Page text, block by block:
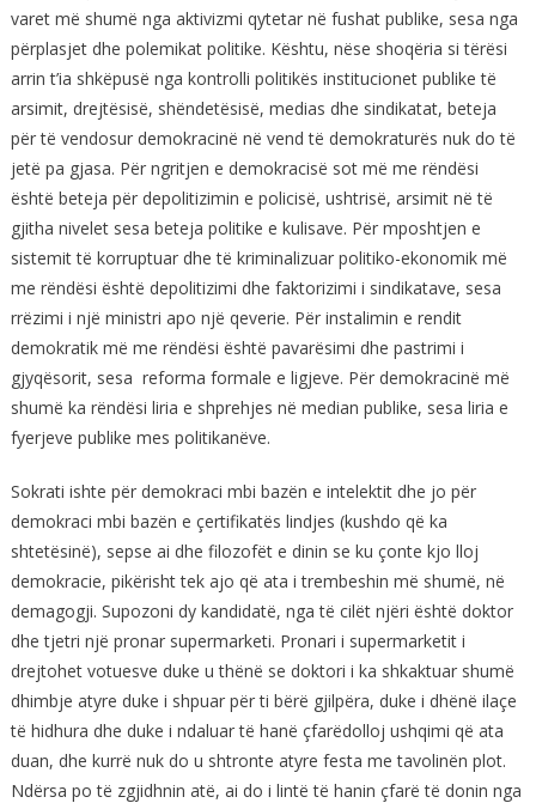
varet më shumë nga aktivizmi qytetar në fushat publike, sesa nga
përplasjet dhe polemikat politike. Kështu, nëse shoqëria si tërësi
arrin t’ia shkëpusë nga kontrolli politikës institucionet publike të
arsimit, drejtësisë, shëndetësisë, medias dhe sindikatat, beteja
për të vendosur demokracinë në vend të demokraturës nuk do të
jetë pa gjasa. Për ngritjen e demokracisë sot më me rëndësi
është beteja për depolitizimin e policisë, ushtrisë, arsimit në të
gjitha nivelet sesa beteja politike e kulisave. Për mposhtjen e
sistemit të korruptuar dhe të kriminalizuar politiko-ekonomik më
me rëndësi është depolitizimi dhe faktorizimi i sindikatave, sesa
rrëzimi i një ministri apo një qeverie. Për instalimin e rendit
demokratik më me rëndësi është pavarësimi dhe pastrimi i
gjyqësorit, sesa reforma formale e ligjeve. Për demokracinë më
shumë ka rëndësi liria e shprehjes në median publike, sesa liria e
fyerjeve publike mes politikanëve.
Sokrati ishte për demokraci mbi bazën e intelektit dhe jo për
demokraci mbi bazën e çertifikatës lindjes (kushdo që ka
shtetësinë), sepse ai dhe filozofët e dinin se ku çonte kjo lloj
demokracie, pikërisht tek ajo që ata i trembeshin më shumë, në
demagogji. Supozoni dy kandidatë, nga të cilët njëri është doktor
dhe tjetri një pronar supermarketi. Pronari i supermarketit i
drejtohet votuesve duke u thënë se doktori i ka shkaktuar shumë
dhimbje atyre duke i shpuar për ti bërë gjilpëra, duke i dhënë ilaçe
të hidhura dhe duke i ndaluar të hanë çfarëdolloj ushqimi që ata
duan, dhe kurrë nuk do u shtronte atyre festa me tavolinën plot.
Ndërsa po të zgjidhnin atë, ai do i lintë të hanin çfarë të donin nga